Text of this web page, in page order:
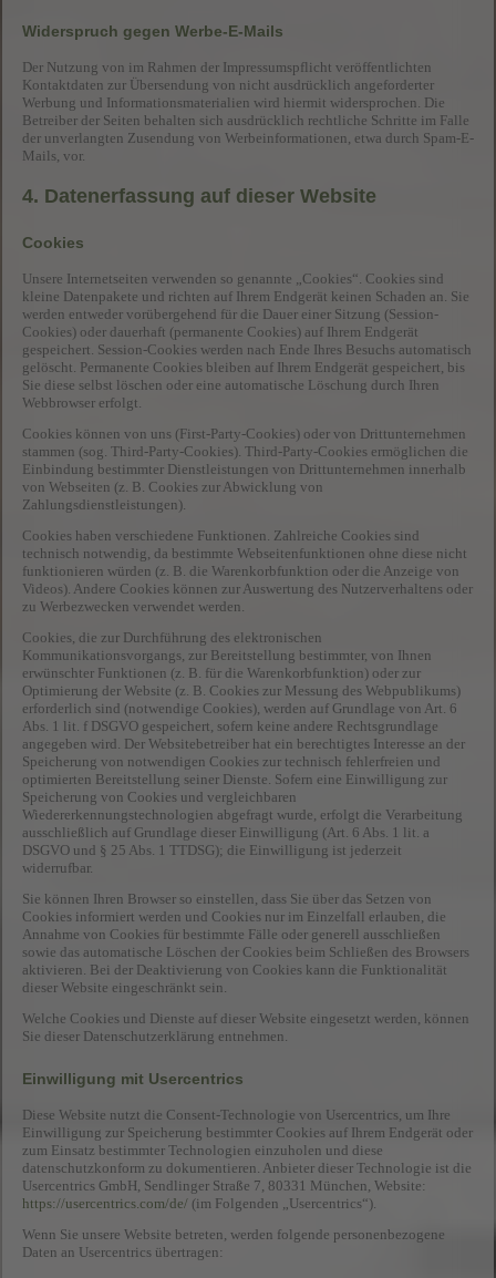
Widerspruch gegen Werbe-E-Mails
Der Nutzung von im Rahmen der Impressumspflicht veröffentlichten
Kontaktdaten zur Übersendung von nicht ausdrücklich angeforderter
Werbung und Informationsmaterialien wird hiermit widersprochen. Die
Betreiber der Seiten behalten sich ausdrücklich rechtliche Schritte im Falle
der unverlangten Zusendung von Werbeinformationen, etwa durch Spam-E-
Mails, vor.
4. Datenerfassung auf dieser Website
Cookies
Unsere Internetseiten verwenden so genannte „Cookies“. Cookies sind
kleine Datenpakete und richten auf Ihrem Endgerät keinen Schaden an. Sie
werden entweder vorübergehend für die Dauer einer Sitzung (Session-
Cookies) oder dauerhaft (permanente Cookies) auf Ihrem Endgerät
gespeichert. Session-Cookies werden nach Ende Ihres Besuchs automatisch
gelöscht. Permanente Cookies bleiben auf Ihrem Endgerät gespeichert, bis
Sie diese selbst löschen oder eine automatische Löschung durch Ihren
Webbrowser erfolgt.
Cookies können von uns (First-Party-Cookies) oder von Drittunternehmen
stammen (sog. Third-Party-Cookies). Third-Party-Cookies ermöglichen die
Einbindung bestimmter Dienstleistungen von Drittunternehmen innerhalb
von Webseiten (z. B. Cookies zur Abwicklung von
Zahlungsdienstleistungen).
Cookies haben verschiedene Funktionen. Zahlreiche Cookies sind
technisch notwendig, da bestimmte Webseitenfunktionen ohne diese nicht
funktionieren würden (z. B. die Warenkorbfunktion oder die Anzeige von
Videos). Andere Cookies können zur Auswertung des Nutzerverhaltens oder
zu Werbezwecken verwendet werden.
Cookies, die zur Durchführung des elektronischen
Kommunikationsvorgangs, zur Bereitstellung bestimmter, von Ihnen
erwünschter Funktionen (z. B. für die Warenkorbfunktion) oder zur
Optimierung der Website (z. B. Cookies zur Messung des Webpublikums)
erforderlich sind (notwendige Cookies), werden auf Grundlage von Art. 6
Abs. 1 lit. f DSGVO gespeichert, sofern keine andere Rechtsgrundlage
angegeben wird. Der Websitebetreiber hat ein berechtigtes Interesse an der
Speicherung von notwendigen Cookies zur technisch fehlerfreien und
optimierten Bereitstellung seiner Dienste. Sofern eine Einwilligung zur
Speicherung von Cookies und vergleichbaren
Wiedererkennungstechnologien abgefragt wurde, erfolgt die Verarbeitung
ausschließlich auf Grundlage dieser Einwilligung (Art. 6 Abs. 1 lit. a
DSGVO und § 25 Abs. 1 TTDSG); die Einwilligung ist jederzeit
widerrufbar.
Sie können Ihren Browser so einstellen, dass Sie über das Setzen von
Cookies informiert werden und Cookies nur im Einzelfall erlauben, die
Annahme von Cookies für bestimmte Fälle oder generell ausschließen
sowie das automatische Löschen der Cookies beim Schließen des Browsers
aktivieren. Bei der Deaktivierung von Cookies kann die Funktionalität
dieser Website eingeschränkt sein.
Welche Cookies und Dienste auf dieser Website eingesetzt werden, können
Sie dieser Datenschutzerklärung entnehmen.
Einwilligung mit Usercentrics
Diese Website nutzt die Consent-Technologie von Usercentrics, um Ihre
Einwilligung zur Speicherung bestimmter Cookies auf Ihrem Endgerät oder
zum Einsatz bestimmter Technologien einzuholen und diese
datenschutzkonform zu dokumentieren. Anbieter dieser Technologie ist die
Usercentrics GmbH, Sendlinger Straße 7, 80331 München, Website:
https://usercentrics.com/de/ (im Folgenden „Usercentrics“).
Wenn Sie unsere Website betreten, werden folgende personenbezogene
Daten an Usercentrics übertragen: